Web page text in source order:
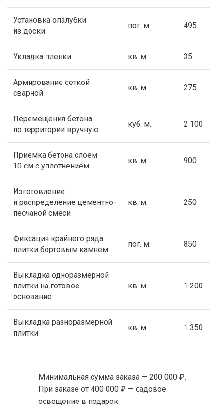
Установка опалубки
из доски
пог. м. 495
Укладка пленки кв. м. 35
Армирование сеткой
сварной
кв. м. 275
Перемещения бетона
по территории вручную
куб. м. 2 100
Приемка бетона слоем
10 см с уплотнением
кв. м. 900
Изготовление
и распределение цементно-
песчаной смеси
кв. м. 250
Фиксация крайнего ряда
плитки бортовым камнем
пог. м. 850
Выкладка одноразмерной
плитки на готовое
основание
кв. м. 1 200
Выкладка разноразмерной
плитки
кв. м. 1 350
Минимальная сумма заказа — 200 000 ₽.
При заказе от 400 000 ₽ — садовое
освещение в подарок.